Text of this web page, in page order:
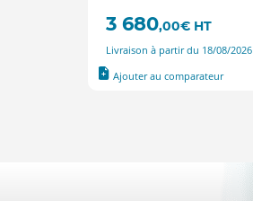
3 680,00€ HT
Livraison à partir du 18/08/2026
Ajouter au comparateur